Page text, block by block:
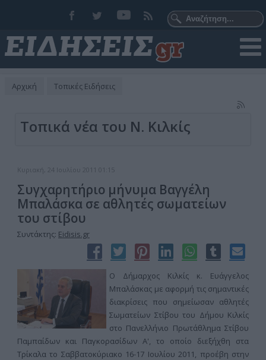
Αρχική Τοπικές Ειδήσεις
Τοπικά νέα του Ν. Κιλκίς
Κυριακή, 24 Ιουλίου 2011 01:15
Συγχαρητήριο μήνυμα Βαγγέλη
Μπαλάσκα σε αθλητές σωματείων
του στίβου
Συντάκτης: Eidisis.gr
Ο Δήμαρχος Κιλκίς κ. Ευάγγελος
Μπαλάσκας με αφορμή τις σημαντικές
διακρίσεις που σημείωσαν αθλητές
Σωματείων Στίβου του Δήμου Κιλκίς
στο Πανελλήνιο Πρωτάθλημα Στίβου
Παμπαίδων και Παγκορασίδων Α', το οποίο διεξήχθη στα
Τρίκαλα το Σαββατοκύριακο 16-17 Ιουλίου 2011, προέβη στην